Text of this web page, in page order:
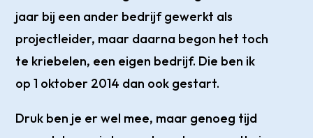
jaar bij een ander bedrijf gewerkt als
projectleider, maar daarna begon het toch
te kriebelen, een eigen bedrijf. Die ben ik
op 1 oktober 2014 dan ook gestart.
Druk ben je er wel mee, maar genoeg tijd